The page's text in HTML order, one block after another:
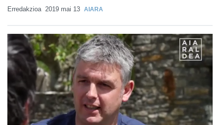
Erredakzioa 2019 mai 13 AIARA